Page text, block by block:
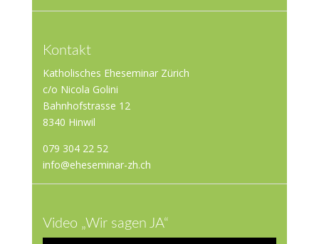
Kontakt
Katholisches Eheseminar Zürich
c/o Nicola Golini
Bahnhofstrasse 12
8340 Hinwil
079 304 22 52
info@eheseminar-zh.ch
Video „Wir sagen JA“